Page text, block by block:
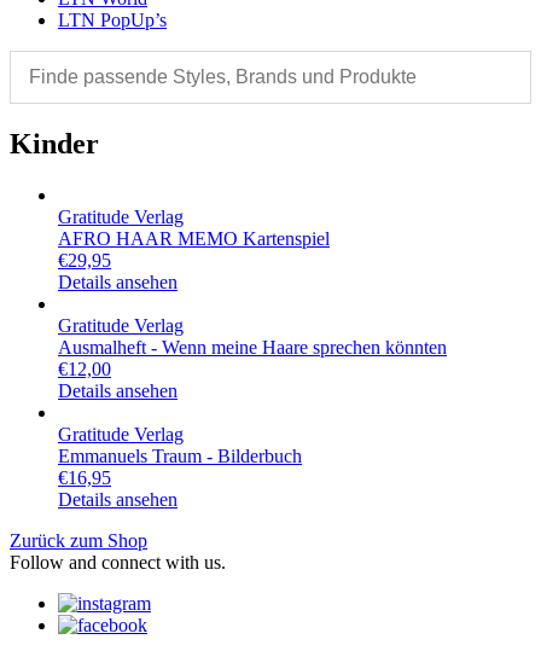
LTN PopUp’s
Kinder
Gratitude Verlag
AFRO HAAR MEMO Kartenspiel
€29,95
Details ansehen
Gratitude Verlag
Ausmalheft - Wenn meine Haare sprechen könnten
€12,00
Details ansehen
Gratitude Verlag
Emmanuels Traum - Bilderbuch
€16,95
Details ansehen
Zurück zum Shop
Follow and connect with us.